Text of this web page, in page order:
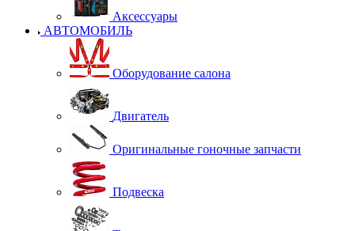
Аксессуары
АВТОМОБИЛЬ
Оборудование салона
Двигатель
Оригинальные гоночные запчасти
Подвеска